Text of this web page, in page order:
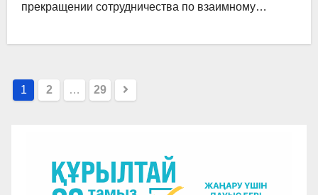
прекращении сотрудничества по взаимному…
Пагинация
1 2 … 29